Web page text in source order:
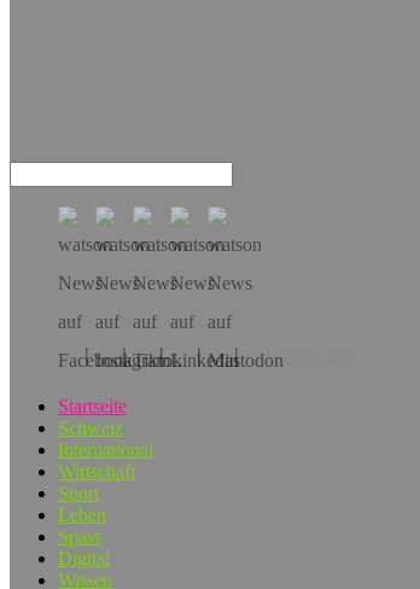
Hol dir die App!
Startseite
Schweiz
International
Wirtschaft
Sport
Leben
Spass
Digital
Wissen